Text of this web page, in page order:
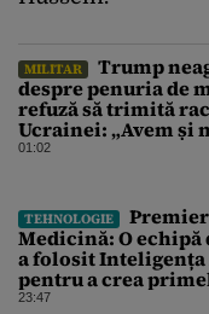
MILITAR
Trump
despre penuria de
refuză să trimită
Ucrainei: „Avem și
rachete”
01:02
TEHNOLOGIE
Medicină: O
a folosit
pentru a crea
sintetice la tratarea
23:47